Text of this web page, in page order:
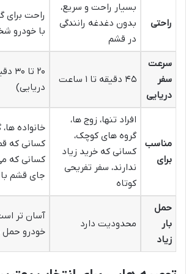
راحتی
بسیار راحت و سریع،
بدون دغدغه رانندگی
در قشم
راحت برای
با خودرو
سرعت
سفر
دریایی
۴۵ دقیقه تا ۱ ساعت
۲۰
دریایی)
مناسب
برای
افراد تنها، زوج ها،
گروه های کوچک،
کسانی که خرید زیاد
ندارند، سفر تفریحی
کوتاه
خانواده
کسانی که
کسانی که
جای قشم
حمل
بار
زیاد
محدودیت دارد
آسان تر
خودرو